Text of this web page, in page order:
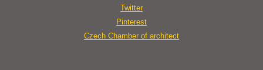
Twitter
Pinterest
Czech Chamber of architect